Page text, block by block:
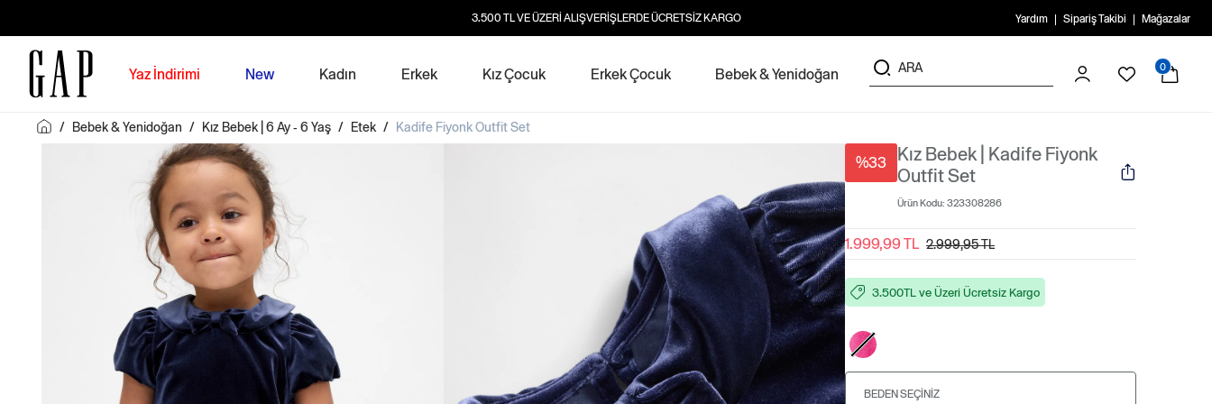
3.500 TL VE ÜZERİ ALIŞVERİŞLERDE ÜCRETSİZ KARGO Yardım Sipariş Takibi Mağazalar
Yaz İndirimi New Kadın Erkek Kız Çocuk Erkek Çocuk Bebek & Yenidoğan 0
/ Bebek & Yenidoğan / Kız Bebek | 6 Ay - 6 Yaş / Etek / Kadife Fiyonk Outfit Set
%33
Kız Bebek | Kadife Fiyonk
Outfit Set
Ürün Kodu: 323308286
1.999,99 TL 2.999,95 TL
3.500TL ve Üzeri Ücretsiz Kargo
BEDEN SEÇINIZ